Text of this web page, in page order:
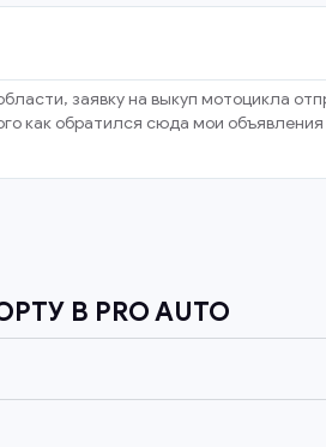
заявку на выкуп мотоцикла
как обратился сюда мои
В PRO AUTO